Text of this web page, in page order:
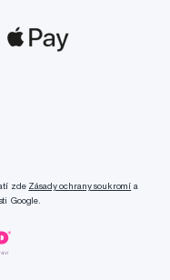
zde Zásady ochrany soukromí a
Google.